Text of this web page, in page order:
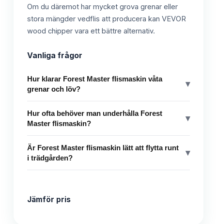
Om du däremot har mycket grova grenar eller
stora mängder vedflis att producera kan VEVOR
wood chipper vara ett bättre alternativ.
Vanliga frågor
Hur klarar Forest Master flismaskin våta
grenar och löv?
▾
Hur ofta behöver man underhålla Forest
Master flismaskin?
▾
Är Forest Master flismaskin lätt att flytta runt
i trädgården?
▾
Jämför pris